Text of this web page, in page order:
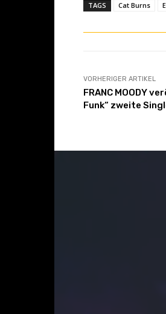
TAGS Cat Burns
VORHERIGER ARTIKEL
FRANC MOODY
Funk“ zweite